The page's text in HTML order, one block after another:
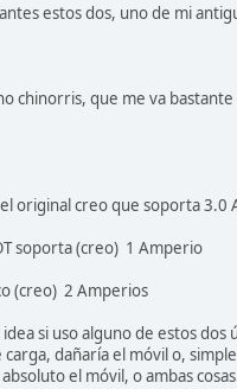
estos dos, uno de mi
chinorris, que me va
original creo que soporta 3.0
soporta (creo) 1 Amperio
(creo) 2 Amperios
si uso alguno de estos dos
carga, dañaría el móvil o,
el móvil, o ambas